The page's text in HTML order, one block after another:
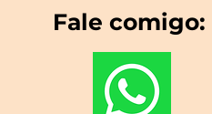
Fale comigo: